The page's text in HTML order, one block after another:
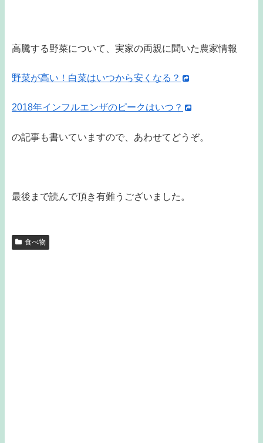
高騰する野菜について、実家の両親に聞いた農家情報
野菜が高い！白菜はいつから安くなる？
2018年インフルエンザのピークはいつ？
の記事も書いていますので、あわせてどうぞ。
最後まで読んで頂き有難うございました。
食べ物